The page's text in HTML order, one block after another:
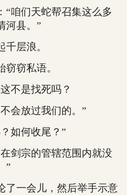
们天蛇帮召集这么多
河县。”
层浪。
窃私语。
不是找死吗？
放过我们的。”
如何收尾？”
宗的管辖范围内就没
”
一会儿，然后举手示意